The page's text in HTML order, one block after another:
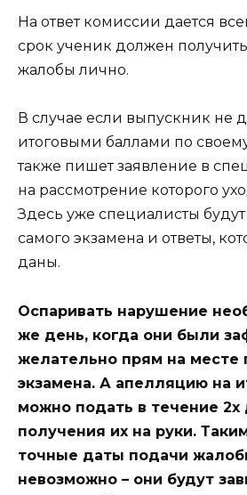
На ответ комиссии дается
срок ученик должен
жалобы лично.
В случае если выпускник не
итоговыми баллами по
также пишет заявление в
на рассмотрение которого
Здесь уже специалисты
самого экзамена и ответы,
даны.
Оспаривать нарушение
же день, когда они были
желательно прям на месте
экзамена. А апелляцию на
можно подать в течение 2х
получения их на руки.
точные даты подачи
невозможно – они будут